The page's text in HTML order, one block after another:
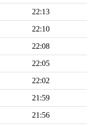
22:13
22:10
22:08
22:05
22:02
21:59
21:56